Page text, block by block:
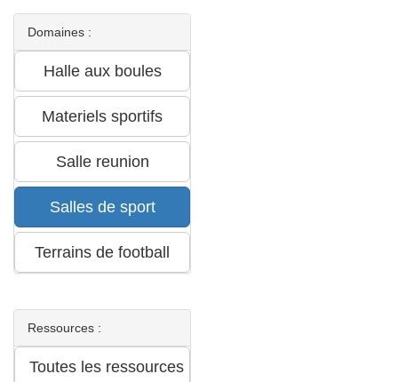
Domaines :
Ressources :